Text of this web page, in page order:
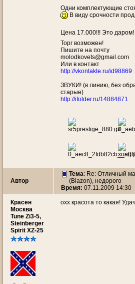
Одни комплектующие
В виду срочности
Цена 17.000!!! Это даром!
Торг возможен!
Пишите на почту
molodkovets@gmail.com
Или в контакт
http://vkontakte.ru/id98869
ЗВУКИ! (в линию, без
старые)
http://ifolder.ru/14884871
Автор
Тема: Re: Отличный
(Blazon), недорого
Время: 07.11.2009 14:30
Красен
Москва
Tune Zi3-5,
Steinberger
Spirit XZ-25
охх красота то какая!